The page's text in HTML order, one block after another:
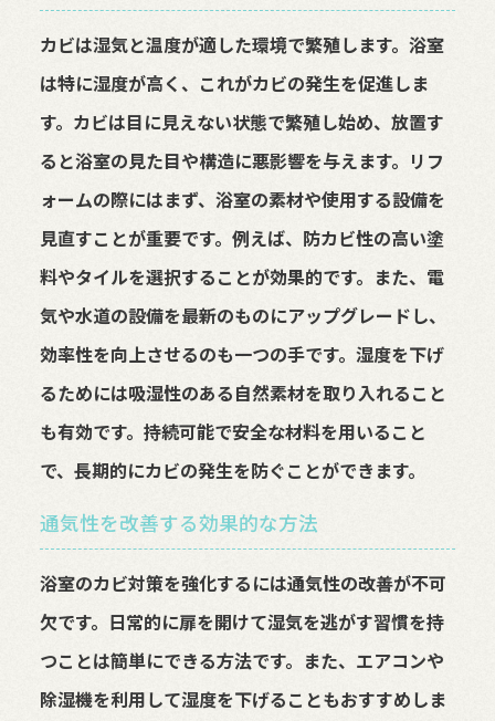
カビは湿気と温度が適した環境で繁殖します。浴室
は特に湿度が高く、これがカビの発生を促進しま
す。カビは目に見えない状態で繁殖し始め、放置す
ると浴室の見た目や構造に悪影響を与えます。リフ
ォームの際にはまず、浴室の素材や使用する設備を
見直すことが重要です。例えば、防カビ性の高い塗
料やタイルを選択することが効果的です。また、電
気や水道の設備を最新のものにアップグレードし、
効率性を向上させるのも一つの手です。湿度を下げ
るためには吸湿性のある自然素材を取り入れること
も有効です。持続可能で安全な材料を用いること
で、長期的にカビの発生を防ぐことができます。
通気性を改善する効果的な方法
浴室のカビ対策を強化するには通気性の改善が不可
欠です。日常的に扉を開けて湿気を逃がす習慣を持
つことは簡単にできる方法です。また、エアコンや
除湿機を利用して湿度を下げることもおすすめしま